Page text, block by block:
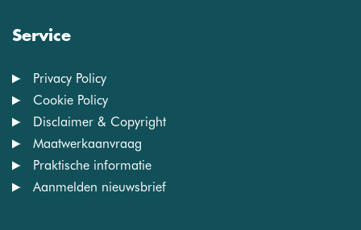
Service
Privacy Policy
Cookie Policy
Disclaimer & Copyright
Maatwerkaanvraag
Praktische informatie
Aanmelden nieuwsbrief